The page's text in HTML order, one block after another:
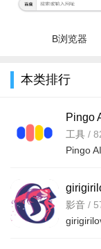
B浏览器
本类排行
Pingo
习软件
工具 /
官方安
影音 /